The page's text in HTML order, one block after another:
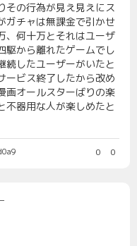
その行為が見え見えにス
ガチャは無課金で引かせ
、何十万とそれはユーザ
駆から離れたゲームでし
続したユーザーがいたと
ービス終了したから改め
画オールスターばりの楽
不器用な人が楽しめたと
0 0